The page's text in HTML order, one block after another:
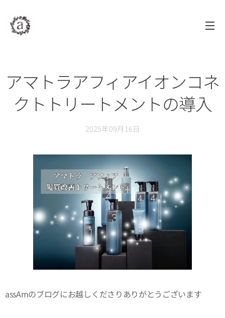
アマトラアフィアイオンコネ
クトトリートメントの導入
2025年09月16日
assAmのブログにお越しくださりありがとうございます😊